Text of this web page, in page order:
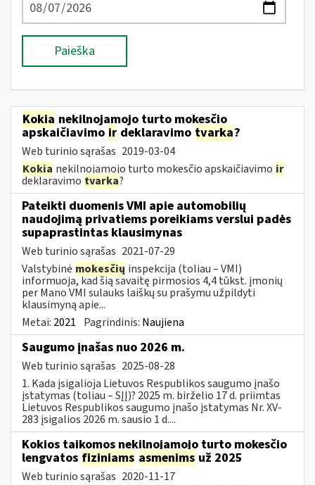
Paieška
Kokia nekilnojamojo turto mokesčio
apskaičiavimo ir deklaravimo tvarka?
Web turinio sąrašas 2019-03-04
Kokia nekilnojamojo turto mokesčio apskaičiavimo ir
deklaravimo tvarka?
Pateikti duomenis VMI apie automobilių
naudojimą privatiems poreikiams verslui padės
supaprastintas klausimynas
Web turinio sąrašas 2021-07-29
Valstybinė mokesčių inspekcija (toliau – VMI)
informuoja, kad šią savaitę pirmosios 4,4 tūkst. įmonių
per Mano VMI sulauks laiškų su prašymu užpildyti
klausimyną apie...
Metai: 2021 Pagrindinis: Naujiena
Saugumo įnašas nuo 2026 m.
Web turinio sąrašas 2025-08-28
1. Kada įsigalioja Lietuvos Respublikos saugumo įnašo
įstatymas (toliau – SĮĮ)? 2025 m. birželio 17 d. priimtas
Lietuvos Respublikos saugumo įnašo įstatymas Nr. XV-
283 įsigalios 2026 m. sausio 1 d....
Kokios taikomos nekilnojamojo turto mokesčio
lengvatos fiziniams asmenims už 2025
Web turinio sąrašas 2020-11-17